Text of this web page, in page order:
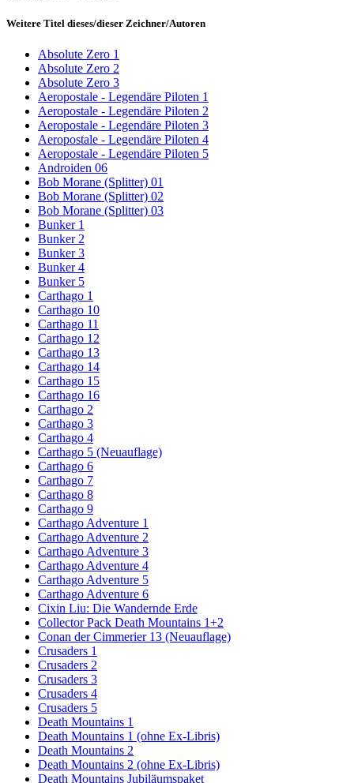
Weitere Titel dieses/dieser Zeichner/Autoren
Absolute Zero 1
Absolute Zero 2
Absolute Zero 3
Aeropostale - Legendäre Piloten 1
Aeropostale - Legendäre Piloten 2
Aeropostale - Legendäre Piloten 3
Aeropostale - Legendäre Piloten 4
Aeropostale - Legendäre Piloten 5
Androiden 06
Bob Morane (Splitter) 01
Bob Morane (Splitter) 02
Bob Morane (Splitter) 03
Bunker 1
Bunker 2
Bunker 3
Bunker 4
Bunker 5
Carthago 1
Carthago 10
Carthago 11
Carthago 12
Carthago 13
Carthago 14
Carthago 15
Carthago 16
Carthago 2
Carthago 3
Carthago 4
Carthago 5 (Neuauflage)
Carthago 6
Carthago 7
Carthago 8
Carthago 9
Carthago Adventure 1
Carthago Adventure 2
Carthago Adventure 3
Carthago Adventure 4
Carthago Adventure 5
Carthago Adventure 6
Cixin Liu: Die Wandernde Erde
Collector Pack Death Mountains 1+2
Conan der Cimmerier 13 (Neuauflage)
Crusaders 1
Crusaders 2
Crusaders 3
Crusaders 4
Crusaders 5
Death Mountains 1
Death Mountains 1 (ohne Ex-Libris)
Death Mountains 2
Death Mountains 2 (ohne Ex-Libris)
Death Mountains Jubiläumspaket